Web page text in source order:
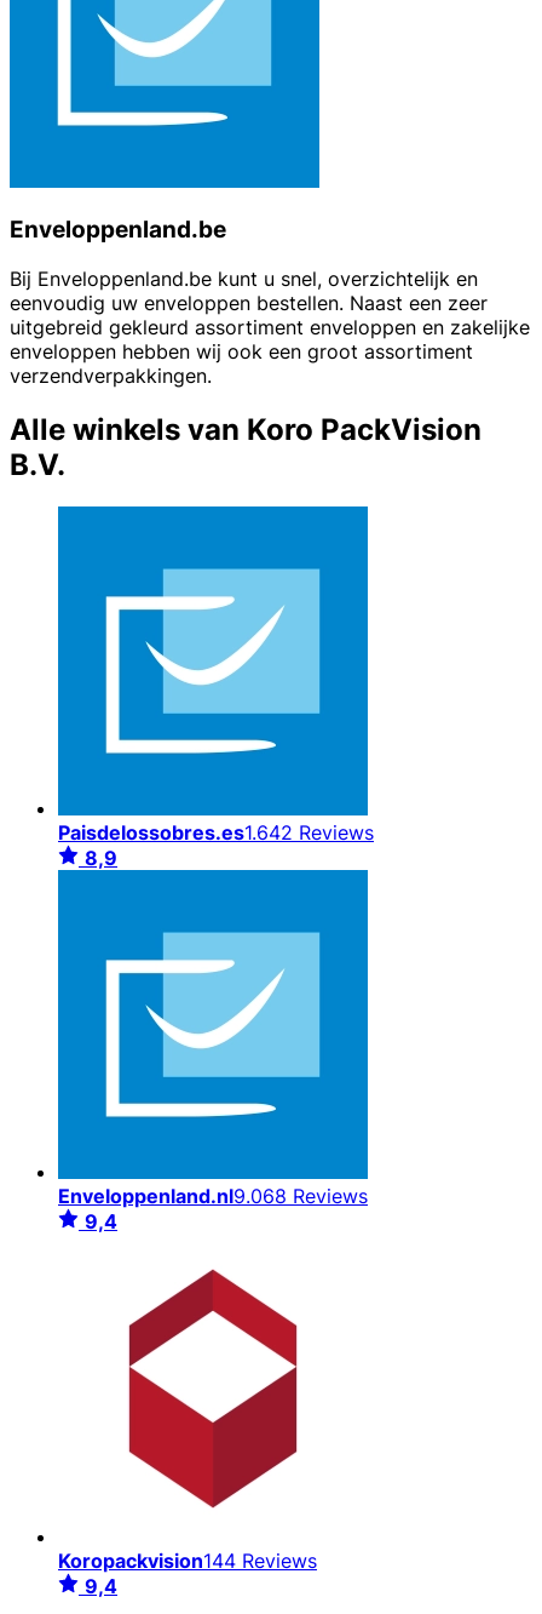
Enveloppenland.be
Bij Enveloppenland.be kunt u snel, overzichtelijk en
eenvoudig uw enveloppen bestellen. Naast een zeer
uitgebreid gekleurd assortiment enveloppen en zakelijke
enveloppen hebben wij ook een groot assortiment
verzendverpakkingen.
Alle winkels van Koro PackVision
B.V.
Paisdelossobres.es1.642 Reviews
8,9
Enveloppenland.nl9.068 Reviews
9,4
Koropackvision144 Reviews
9,4